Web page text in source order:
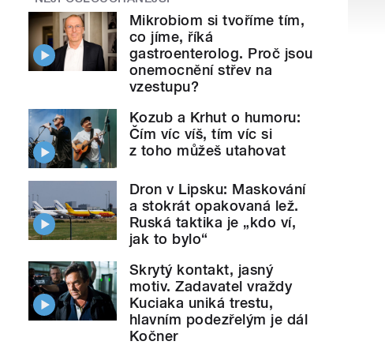
Mikrobiom si tvoříme tím,
co jíme, říká
gastroenterolog. Proč jsou
onemocnění střev na
vzestupu?
Kozub a Krhut o humoru:
Čím víc víš, tím víc si
z toho můžeš utahovat
Dron v Lipsku: Maskování
a stokrát opakovaná lež.
Ruská taktika je „kdo ví,
jak to bylo“
Skrytý kontakt, jasný
motiv. Zadavatel vraždy
Kuciaka uniká trestu,
hlavním podezřelým je dál
Kočner